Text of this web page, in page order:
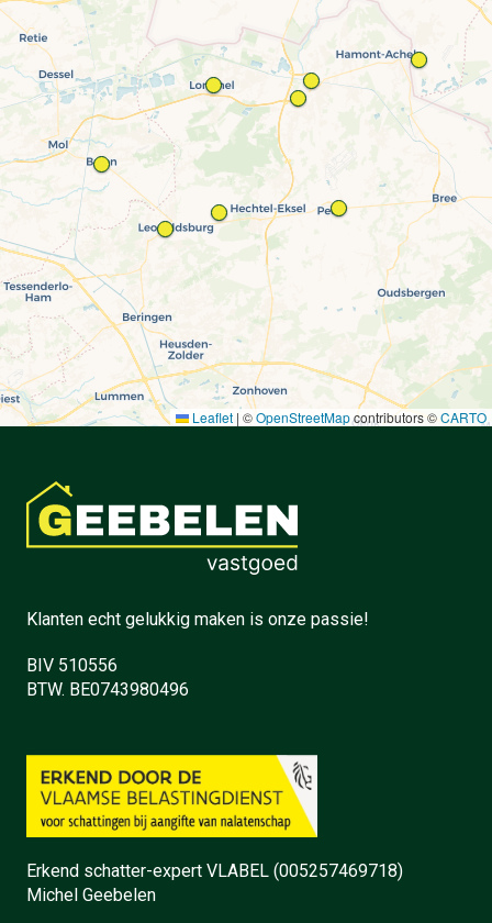
Leaflet | ©OpenStreetMapcontributors ©CARTO
Klanten echt gelukkig maken is onze passie!
BIV 510556
BTW. BE0743980496
Erkend schatter-expert VLABEL (005257469718)
Michel Geebelen